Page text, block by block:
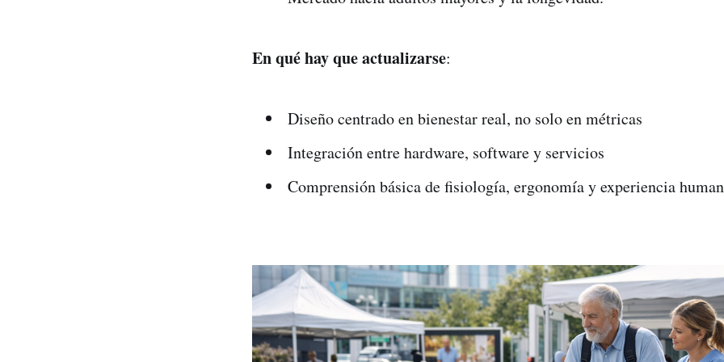
En qué hay que actualizarse:
Diseño centrado en bienestar real, no solo en métricas
Integración entre hardware, software y servicios
Comprensión básica de fisiología, ergonomía y experiencia